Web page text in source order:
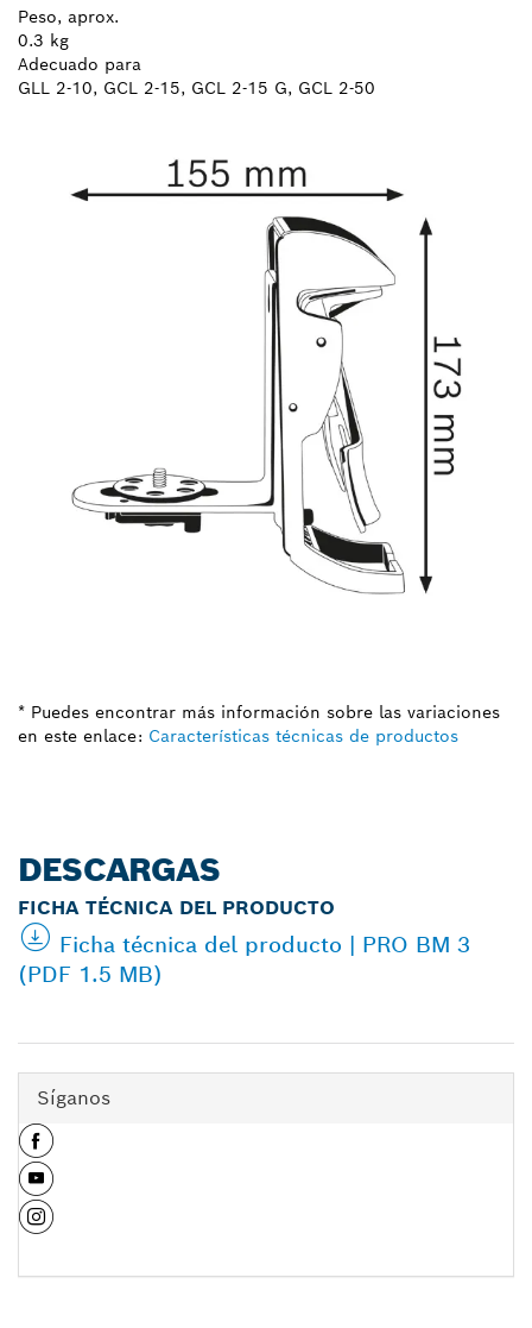
Peso, aprox.
0.3 kg
Adecuado para
GLL 2-10, GCL 2-15, GCL 2-15 G, GCL 2-50
* Puedes encontrar más información sobre las variaciones
en este enlace: Características técnicas de productos
DESCARGAS
FICHA TÉCNICA DEL PRODUCTO
Ficha técnica del producto | PRO BM 3
(PDF 1.5 MB)
Síganos